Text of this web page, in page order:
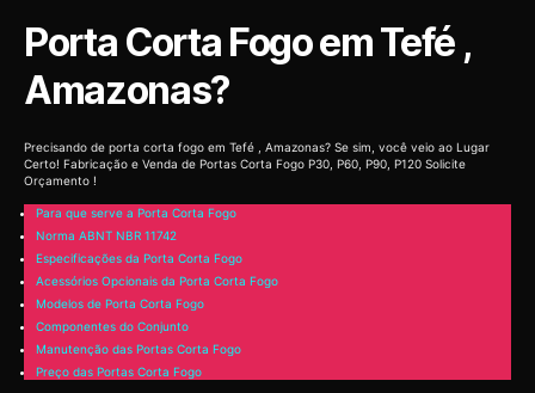
Porta Corta Fogo em Tefé ,
Amazonas?
Precisando de porta corta fogo em Tefé , Amazonas? Se sim, você veio ao Lugar
Certo! Fabricação e Venda de Portas Corta Fogo P30, P60, P90, P120 Solicite
Orçamento !
Para que serve a Porta Corta Fogo
Norma ABNT NBR 11742
Especificações da Porta Corta Fogo
Acessórios Opcionais da Porta Corta Fogo
Modelos de Porta Corta Fogo
Componentes do Conjunto
Manutenção das Portas Corta Fogo
Preço das Portas Corta Fogo